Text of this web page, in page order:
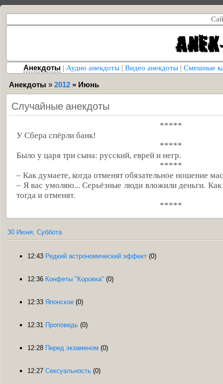
Анекдоты | Аудио анекдоты | Видео анекдоты | Смешные
Анекдоты » 2012 » Июнь
Случайные анекдоты
*****
У Сбера спёрли банк!
*****
Было у царя три сына: русский, еврей и негр.
*****
– Как думаете, когда отменят обязательное ношение
– Я вас умоляю... Серьёзные люди вложили деньги. Как
тогда и отменят.
*****
30 Июня, Суббота
12:43 Редкий астрономический эффект (0)
12:36 Конфеты "Коровка" (0)
12:33 Японское (0)
12:31 Проповедь (0)
12:28 Перед экзаменом (0)
12:27 Сексуальность (0)